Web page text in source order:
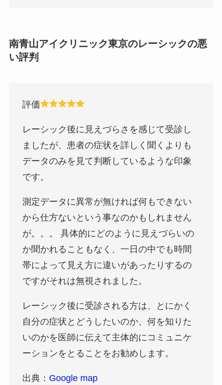
南青山アイクリニック東京のレーシックの悪
い評判
評価
レーシック後に見えづらさを感じて受診し
ましたが、患者の症状を詳しく聞くよりも
データのみを見て判断しているような印象
です。
測定データに異常が無ければ何もできない
から仕方ないという事なのかもしれません
が。。。 具体的にどのように見えづらいの
か聞かれることもなく、一日の中でも時間
帯によって見え方に違いがあったりするの
ですがそれは無視されました。
レーシック後に受診される方は、とにかく
自分の症状とどうしたいのか、何を知りた
いのかを医師に伝えて主体的にコミュニケ
ーションをとることをお勧めします。
出典： Google map